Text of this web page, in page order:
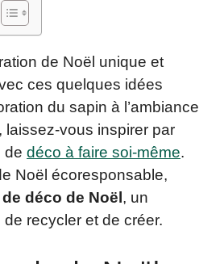
de Noël unique et
ces quelques idées
du sapin à l’ambiance
laissez-vous inspirer par
de déco à faire soi-même.
Noël écoresponsable,
de déco de Noël, un
recycler et de créer.